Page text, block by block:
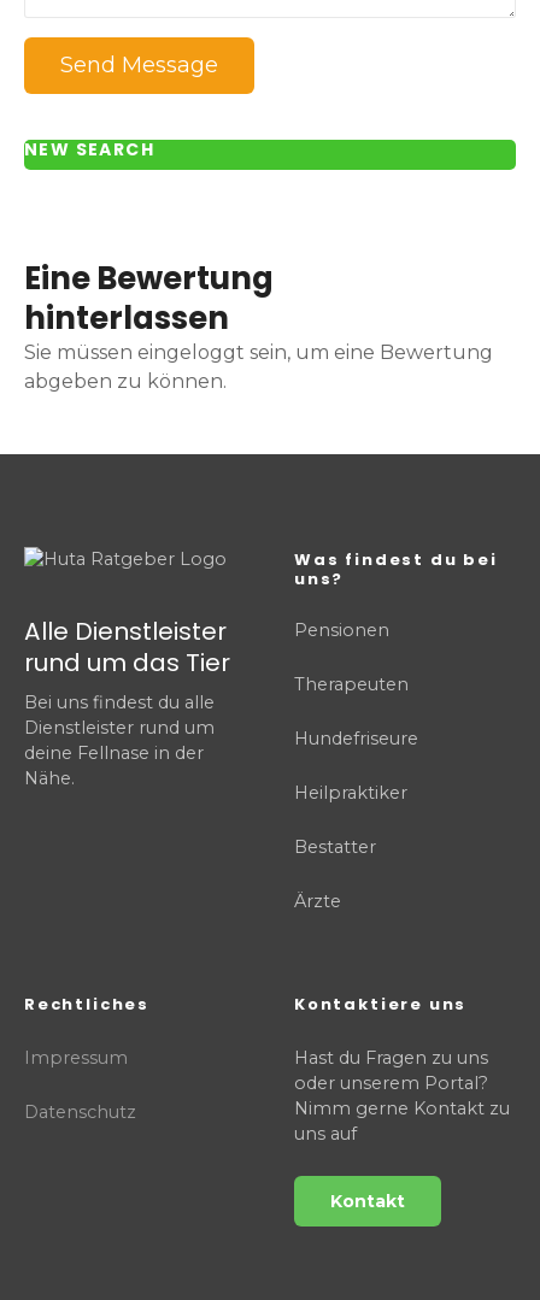
Send Message
NEW SEARCH
Eine Bewertung
hinterlassen
Sie müssen eingeloggt sein, um eine Bewertung
abgeben zu können.
Alle Dienstleister
rund um das Tier
Bei uns findest du alle
Dienstleister rund um
deine Fellnase in der
Nähe.
Was findest du bei
uns?
Pensionen
Therapeuten
Hundefriseure
Heilpraktiker
Bestatter
Ärzte
Rechtliches
Impressum
Datenschutz
Kontaktiere uns
Hast du Fragen zu uns
oder unserem Portal?
Nimm gerne Kontakt zu
uns auf
Kontakt